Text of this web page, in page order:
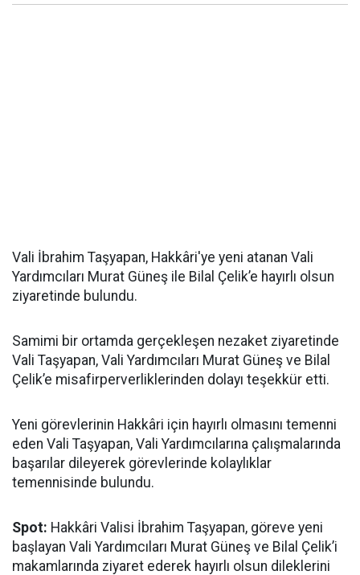
Vali İbrahim Taşyapan, Hakkâri'ye yeni atanan Vali
Yardımcıları Murat Güneş ile Bilal Çelik’e hayırlı olsun
ziyaretinde bulundu.
Samimi bir ortamda gerçekleşen nezaket ziyaretinde
Vali Taşyapan, Vali Yardımcıları Murat Güneş ve Bilal
Çelik’e misafirperverliklerinden dolayı teşekkür etti.
Yeni görevlerinin Hakkâri için hayırlı olmasını temenni
eden Vali Taşyapan, Vali Yardımcılarına çalışmalarında
başarılar dileyerek görevlerinde kolaylıklar
temennisinde bulundu.
Spot: Hakkâri Valisi İbrahim Taşyapan, göreve yeni
başlayan Vali Yardımcıları Murat Güneş ve Bilal Çelik’i
makamlarında ziyaret ederek hayırlı olsun dileklerini